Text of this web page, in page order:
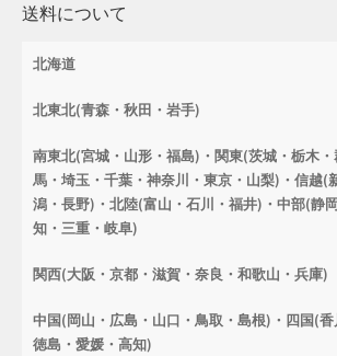
特定商取引法に基づく表記
秋 セール
秋服ファッション特集
購入手続き
返金および返品ポリシー
配送状況の確認
配送状況の確認2
送料について
北海道
北東北(青森・秋田・岩手)
南東北(宮城・山形・福島)・関東(茨城・栃木・
馬・埼玉・千葉・神奈川・東京・山梨)・信越(
潟・長野)・北陸(富山・石川・福井)・中部(静
知・三重・岐阜)
関西(大阪・京都・滋賀・奈良・和歌山・兵庫)
中国(岡山・広島・山口・鳥取・島根)・四国(香
徳島・愛媛・高知)